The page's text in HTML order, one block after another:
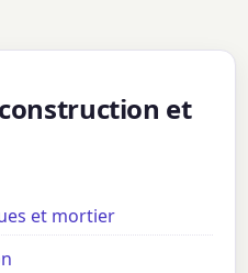
et
et mortier